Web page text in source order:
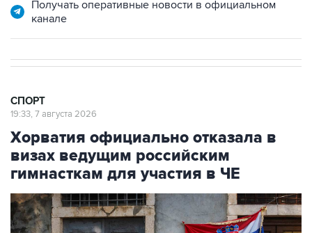
Получать оперативные новости в официальном
канале
СПОРТ
19:33, 7 августа 2026
Хорватия официально отказала в
визах ведущим российским
гимнасткам для участия в ЧЕ